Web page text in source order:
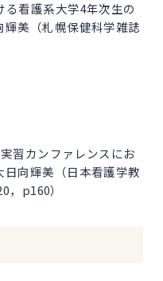
る看護系大学4年次生の
美（札幌保健科学雑誌
習カンファレンスにお
向輝美（日本看護学教
，p160）